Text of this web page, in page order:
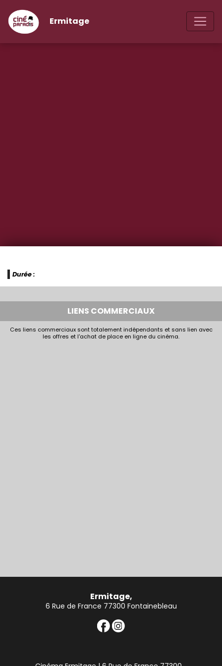
Ermitage
Durée :
LIENS COMMERCIAUX
Ces liens commerciaux sont totalement indépendants et sans lien avec
les offres et l'achat de place en ligne du cinéma.
Ermitage,
6 Rue de France 77300 Fontainebleau